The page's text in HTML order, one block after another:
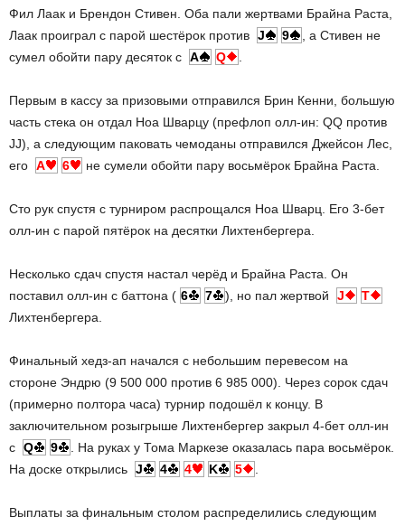
Фил Лаак и Брендон Стивен. Оба пали жертвами Брайна Раста,
Лаак проиграл с парой шестёрок против J 9
, а Стивен не
сумел обойти пару десяток с A Q
Первым в кассу за призовыми отправился Брин Кенни, большую
часть стека он отдал Ноа Шварцу (префлоп олл-ин: QQ против
JJ), а следующим паковать чемоданы отправился Джейсон Лес,
его A 6 не сумели обойти пару восьмёрок Брайна Раста.
Сто рук спустя с турниром распрощался Ноа Шварц. Его 3-бет
олл-ин с парой пятёрок на десятки Лихтенбергера.
Несколько сдач спустя настал черёд и Брайна Раста. Он
поставил олл-ин с баттона ( 6 7 ), но пал жертвой J
T
Лихтенбергера.
Финальный хедз-ап начался с небольшим перевесом на
стороне Эндрю (9 500 000 против 6 985 000). Через сорок сдач
(примерно полтора часа) турнир подошёл к концу. В
заключительном розыгрыше Лихтенбергер закрыл 4-бет олл-ин
с Q 9
. На руках у Тома Маркезе оказалась пара восьмёрок.
На доске открылись J 4 4 K 5
Выплаты за финальным столом распределились следующим